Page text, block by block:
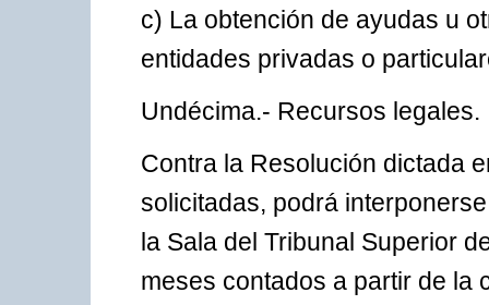
c) La obtención de ayudas u
entidades privadas o
Undécima.- Recursos legales.
Contra la Resolución dictada
solicitadas, podrá
la Sala del Tribunal Superior
meses contados a partir de la